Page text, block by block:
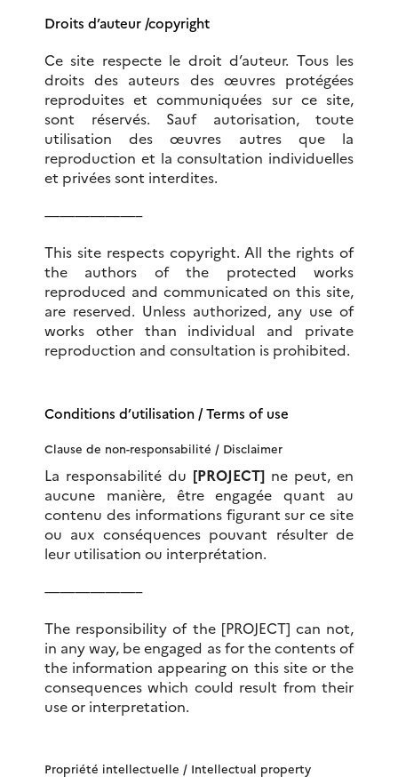
Droits d’auteur /copyright
Ce site respecte le droit d’auteur. Tous les
droits des auteurs des œuvres protégées
reproduites et communiquées sur ce site,
sont réservés. Sauf autorisation, toute
utilisation des œuvres autres que la
reproduction et la consultation individuelles
et privées sont interdites.
——————–
This site respects copyright. All the rights of
the authors of the protected works
reproduced and communicated on this site,
are reserved. Unless authorized, any use of
works other than individual and private
reproduction and consultation is prohibited.
Conditions d’utilisation /Terms of use
Clause de non-responsabilité / Disclaimer
La responsabilité du [PROJECT] ne peut, en
aucune manière, être engagée quant au
contenu des informations figurant sur ce site
ou aux conséquences pouvant résulter de
leur utilisation ou interprétation.
——————–
The responsibility of the [PROJECT] can not,
in any way, be engaged as for the contents of
the information appearing on this site or the
consequences which could result from their
use or interpretation.
Propriété intellectuelle / Intellectual property